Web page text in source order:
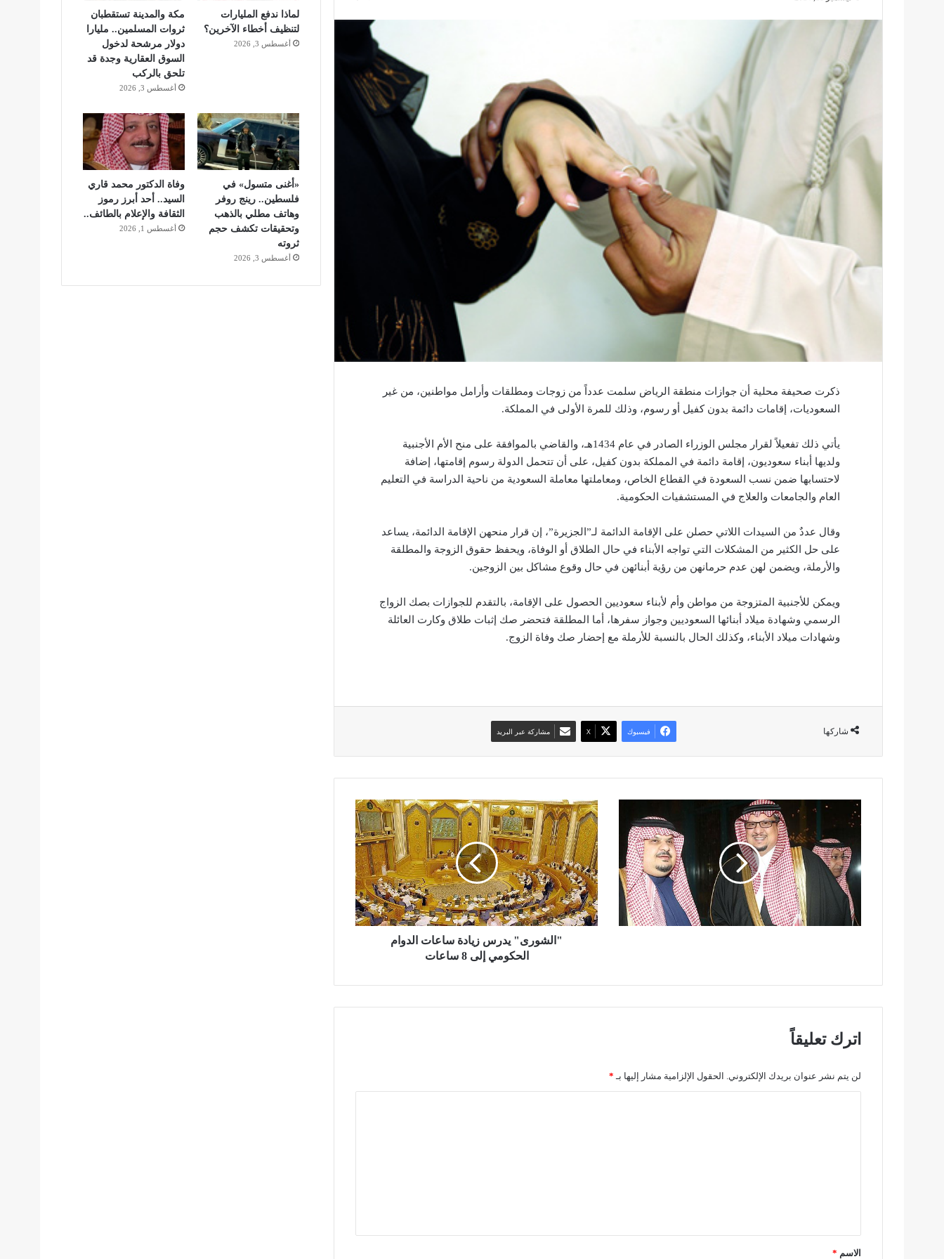
ذكرت صحيفة محلية أن جوازات منطقة الرياض سلمت عدداً من زوجات ومطلقات وأرامل مواطنين، من غير
السعوديات، إقامات دائمة بدون كفيل أو رسوم، وذلك للمرة الأولى في المملكة.
يأتي ذلك تفعيلاً لقرار مجلس الوزراء الصادر في عام 1434هـ، والقاضي بالموافقة على منح الأم الأجنبية
ولديها أبناء سعوديون، إقامة دائمة في المملكة بدون كفيل، على أن تتحمل الدولة رسوم إقامتها، إضافة
لاحتسابها ضمن نسب السعودة في القطاع الخاص، ومعاملتها معاملة السعودية من ناحية الدراسة في التعليم
العام والجامعات والعلاج في المستشفيات الحكومية.
وقال عددٌ من السيدات اللاتي حصلن على الإقامة الدائمة لـ”الجزيرة”، إن قرار منحهن الإقامة الدائمة، يساعد
على حل الكثير من المشكلات التي تواجه الأبناء في حال الطلاق أو الوفاة، ويحفظ حقوق الزوجة والمطلقة
والأرملة، ويضمن لهن عدم حرمانهن من رؤية أبنائهن في حال وقوع مشاكل بين الزوجين.
ويمكن للأجنبية المتزوجة من مواطن وأم لأبناء سعوديين الحصول على الإقامة، بالتقدم للجوازات بصك الزواج
الرسمي وشهادة ميلاد أبنائها السعوديين وجواز سفرها، أما المطلقة فتحضر صك إثبات طلاق وكارت العائلة
وشهادات ميلاد الأبناء، وكذلك الحال بالنسبة للأرملة مع إحضار صك وفاة الزوج.
شاركها فيسبوك ‫X مشاركة عبر البريد
"
ا
ل
ش
و
ر
ى
"
ي
ز
ل
"الشورى" يدرس زيادة ساعات الدوام
الحكومي إلى 8 ساعات
اترك تعليقاً
لن يتم نشر عنوان بريدك الإلكتروني. الحقول الإلزامية مشار إليها بـ *
*الاسم *
لماذا ندفع المليارات
لتنظيف أخطاء الآخرين؟
أغسطس 3, 2026
مكة والمدينة تستقطبان
ثروات المسلمين.. مليارا
دولار مرشحة لدخول
السوق العقارية وجدة قد
تلحق بالركب
أغسطس 3, 2026
«أغنى متسول» في
فلسطين.. رينج روفر
وهاتف مطلي بالذهب
وتحقيقات تكشف حجم
ثروته
أغسطس 3, 2026
وفاة الدكتور محمد قاري
السيد.. أحد أبرز رموز
الثقافة والإعلام بالطائف..
أغسطس 1, 2026